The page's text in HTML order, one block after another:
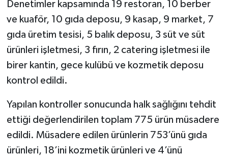
Denetimler kapsamında 19 restoran, 10 berber
ve kuaför, 10 gıda deposu, 9 kasap, 9 market, 7
gıda üretim tesisi, 5 balık deposu, 3 süt ve süt
ürünleri işletmesi, 3 fırın, 2 catering işletmesi ile
birer kantin, gece kulübü ve kozmetik deposu
kontrol edildi.
Yapılan kontroller sonucunda halk sağlığını tehdit
ettiği değerlendirilen toplam 775 ürün müsadere
edildi. Müsadere edilen ürünlerin 753’ünü gıda
ürünleri, 18’ini kozmetik ürünleri ve 4’ünü